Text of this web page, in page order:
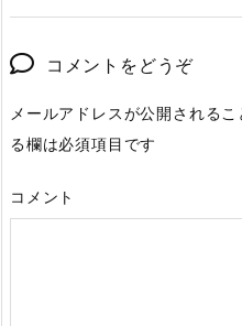
コメントをどうぞ
メールアドレスが公開されるこ
る欄は必須項目です
コメント